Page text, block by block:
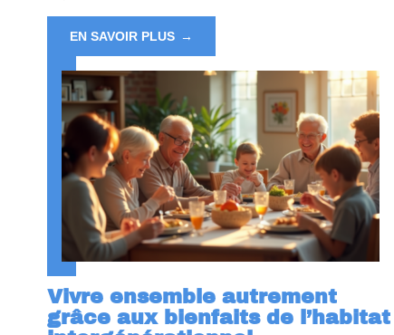
EN SAVOIR PLUS
Vivre ensemble autrement
grâce aux bienfaits de l’habitat